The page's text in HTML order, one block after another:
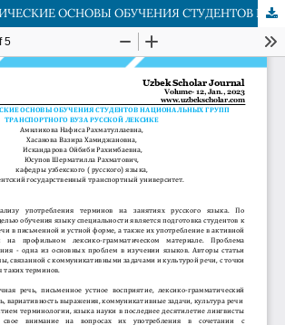
ТЕРМИНОЛОГИЧЕСКИЕ ОСНОВЫ ОБУЧЕНИЯ СТУДЕНТОВ НАЦИОНАЛЬНЫХ ГРУПП ТРАНСПОРТНОГО ВУЗА РУССКОЙ ЛЕКСИКЕ